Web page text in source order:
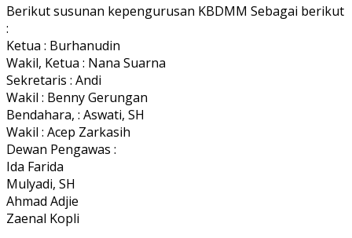
Berikut susunan kepengurusan KBDMM Sebagai berikut
:
Ketua : Burhanudin
Wakil, Ketua : Nana Suarna
Sekretaris : Andi
Wakil : Benny Gerungan
Bendahara, : Aswati, SH
Wakil : Acep Zarkasih
Dewan Pengawas :
Ida Farida
Mulyadi, SH
Ahmad Adjie
Zaenal Kopli